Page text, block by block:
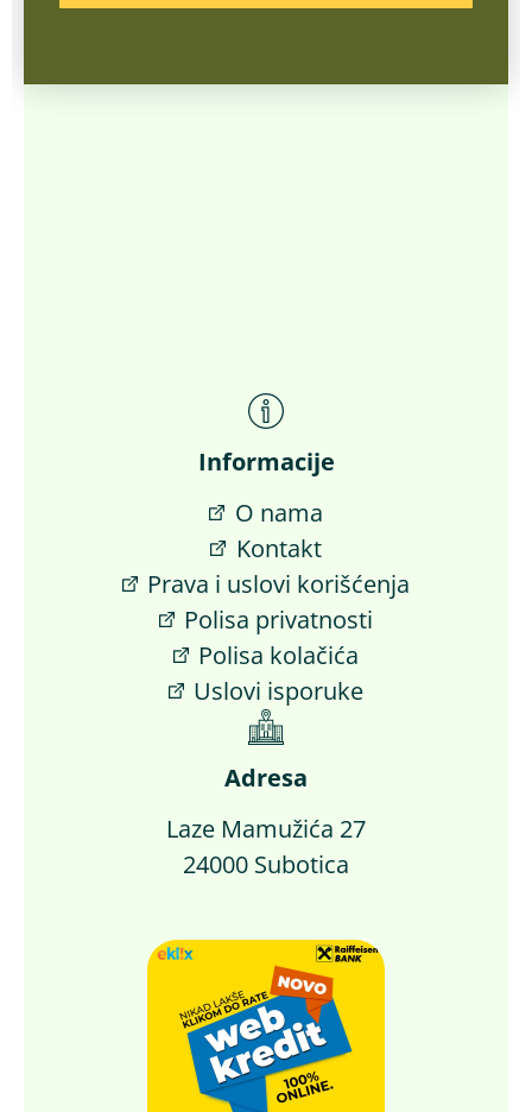
Informacije
O nama
Kontakt
Prava i uslovi korišćenja
Polisa privatnosti
Polisa kolačića
Uslovi isporuke
Adresa
Laze Mamužića 27
24000 Subotica